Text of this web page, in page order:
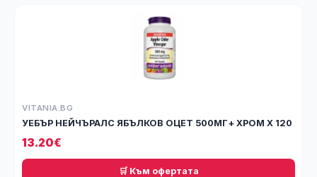
VITANIA.BG
УЕБЪР НЕЙЧЪРАЛС ЯБЪЛКОВ ОЦЕТ 500МГ+ ХРОМ Х 120
13.20€
🛒 Към офертата